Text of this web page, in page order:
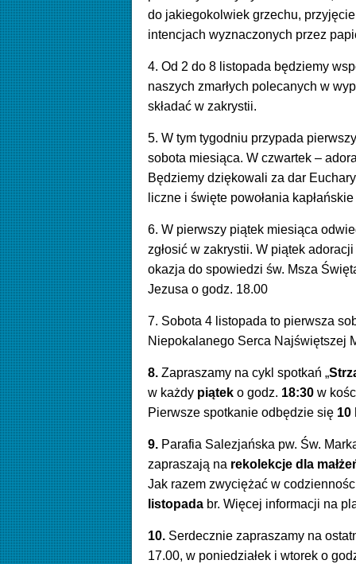
do jakiegokolwiek grzechu,
intencjach wyznaczonych przez
4. Od 2 do 8 listopada będziemy
naszych zmarłych polecanych w
składać w zakrystii.
5. W tym tygodniu przypada
sobota miesiąca. W czwartek –
Będziemy dziękowali za dar
liczne i święte powołania
6. W pierwszy piątek miesiąca
zgłosić w zakrystii. W piątek
okazja do spowiedzi św. Msza
Jezusa o godz. 18.00
7. Sobota 4 listopada to pierwsza
Niepokalanego Serca Najświętszej
8. Zapraszamy na cykl spotkań „
w każdy piątek o godz. 18:30 w
Pierwsze spotkanie odbędzie się 10
9. Parafia Salezjańska pw. Św.
zapraszają na rekolekcje dla
Jak razem zwyciężać w
listopada br. Więcej informacji na
10. Serdecznie zapraszamy na
17.00, w poniedziałek i wtorek o